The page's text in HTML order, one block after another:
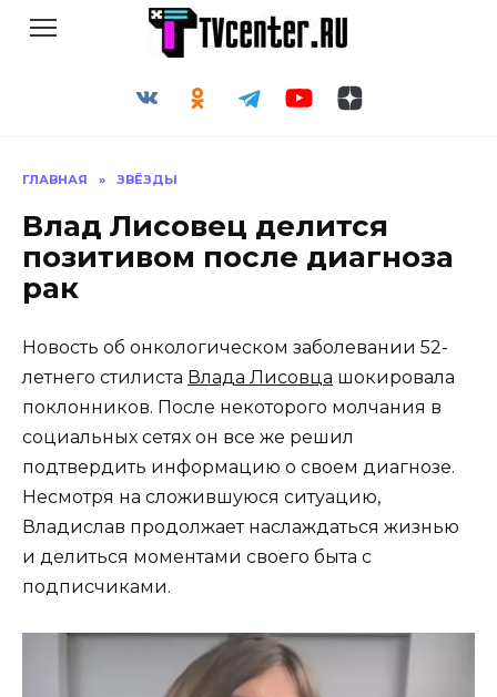
ГЛАВНАЯ » ЗВЁЗДЫ
Влад Лисовец делится
позитивом после диагноза
рак
Новость об онкологическом заболевании 52-
летнего стилиста Влада Лисовца шокировала
поклонников. После некоторого молчания в
социальных сетях он все же решил
подтвердить информацию о своем диагнозе.
Несмотря на сложившуюся ситуацию,
Владислав продолжает наслаждаться жизнью
и делиться моментами своего быта с
подписчиками.